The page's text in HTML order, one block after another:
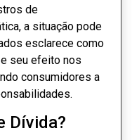
de
a situação pode
esclarece como
seu efeito nos
consumidores a
Dívida?